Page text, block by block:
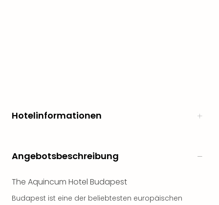
Hotelinformationen
Angebotsbeschreibung
The Aquincum Hotel Budapest
Budapest ist eine der beliebtesten europäischen